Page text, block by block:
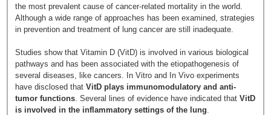
the most prevalent cause of cancer-related mortality in the world.
Although a wide range of approaches has been examined, strategies
in prevention and treatment of lung cancer are still inadequate.
Studies show that Vitamin D (VitD) is involved in various biological
pathways and has been associated with the etiopathogenesis of
several diseases, like cancers. In Vitro and In Vivo experiments
have disclosed thatVitD plays immunomodulatory and anti-
tumor functions . Several lines of evidence have indicated thatVitD
is involved in the inflammatory settings of the lung